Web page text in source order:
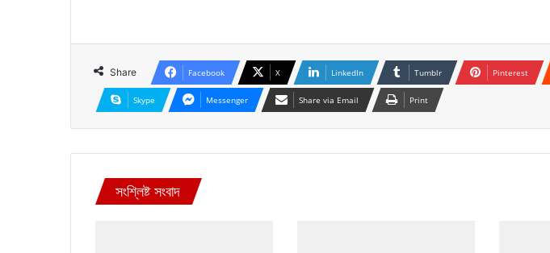
Share Facebook X LinkedIn Tumblr Pinterest
Skype Messenger Share via Email Print
সংশ্লিষ্ট সংবাদ